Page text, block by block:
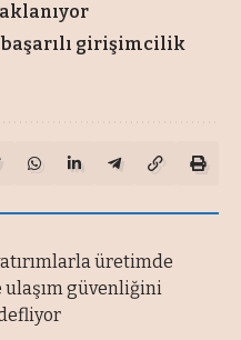
girişimcilik
üretimde
güvenliğini